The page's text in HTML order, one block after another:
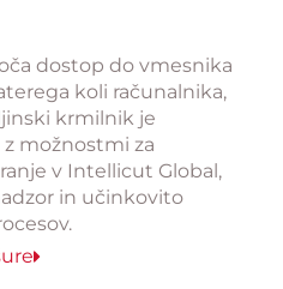
dostop do vmesnika
koli računalnika,
krmilnik je
možnostmi za
v Intellicut Global,
in učinkovito